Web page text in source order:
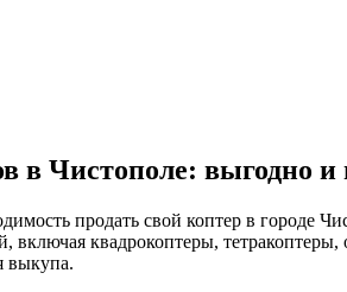
в Чистополе: выгодно и
продать свой коптер в городе
включая квадрокоптеры,
выкупа.